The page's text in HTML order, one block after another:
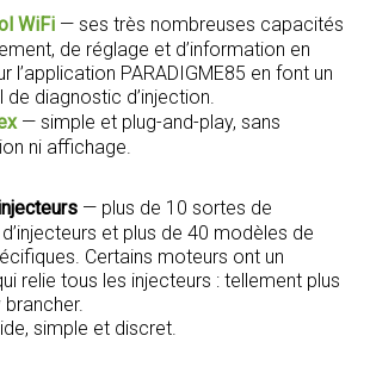
WiFi — ses très nombreuses capacités
de réglage et d’information en
l’application PARADIGME85 en font un
de diagnostic d’injection.
— simple et plug-and-play, sans
ni affichage.
— plus de 10 sortes de
et plus de 40 modèles de
Certains moteurs ont un
relie tous les injecteurs : tellement plus
brancher.
simple et discret.